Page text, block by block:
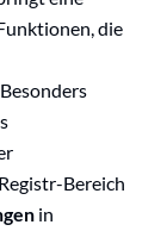
die
Bereich
in